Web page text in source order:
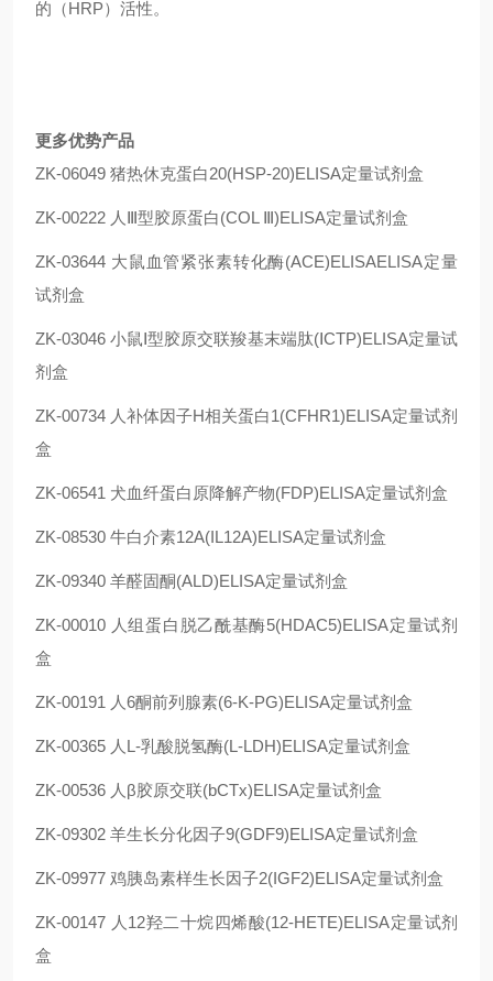
的（HRP）活性。
更多优势产品
ZK-06049 猪热休克蛋白20(HSP-20)ELISA定量试剂盒
ZK-00222 人Ⅲ型胶原蛋白(COL Ⅲ)ELISA定量试剂盒
ZK-03644 大鼠血管紧张素转化酶(ACE)ELISAELISA定量
试剂盒
ZK-03046 小鼠Ⅰ型胶原交联羧基末端肽(ⅠCTP)ELISA定量试
剂盒
ZK-00734 人补体因子H相关蛋白1(CFHR1)ELISA定量试剂
盒
ZK-06541 犬血纤蛋白原降解产物(FDP)ELISA定量试剂盒
ZK-08530 牛白介素12A(IL12A)ELISA定量试剂盒
ZK-09340 羊醛固酮(ALD)ELISA定量试剂盒
ZK-00010 人组蛋白脱乙酰基酶5(HDAC5)ELISA定量试剂
盒
ZK-00191 人6酮前列腺素(6-K-PG)ELISA定量试剂盒
ZK-00365 人L-乳酸脱氢酶(L-LDH)ELISA定量试剂盒
ZK-00536 人β胶原交联(bCTx)ELISA定量试剂盒
ZK-09302 羊生长分化因子9(GDF9)ELISA定量试剂盒
ZK-09977 鸡胰岛素样生长因子2(IGF2)ELISA定量试剂盒
ZK-00147 人12羟二十烷四烯酸(12-HETE)ELISA定量试剂
盒